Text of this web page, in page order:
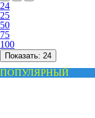
24
25
50
75
100
Показать: 24
ПОПУЛЯРНЫЙ